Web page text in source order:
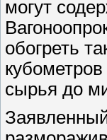
могут
обогреть
сырья до